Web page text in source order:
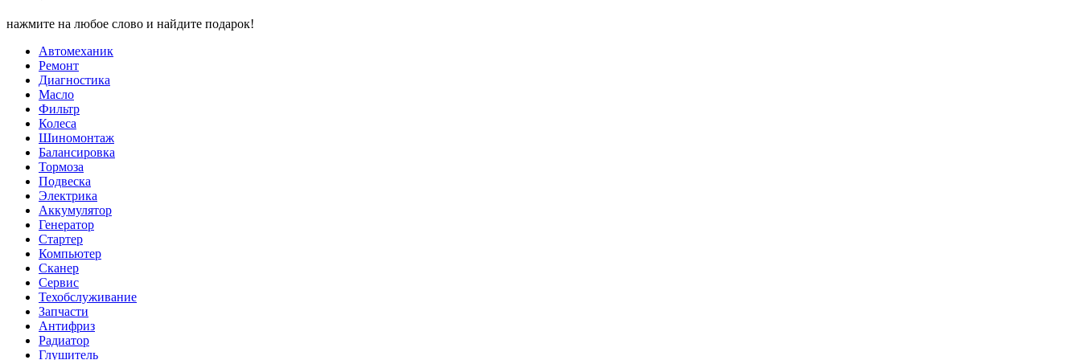
нажмите на любое слово и найдите подарок!
Автомеханик
Ремонт
Диагностика
Масло
Фильтр
Колеса
Шиномонтаж
Балансировка
Тормоза
Подвеска
Электрика
Аккумулятор
Генератор
Стартер
Компьютер
Сканер
Сервис
Техобслуживание
Запчасти
Антифриз
Радиатор
Глушитель